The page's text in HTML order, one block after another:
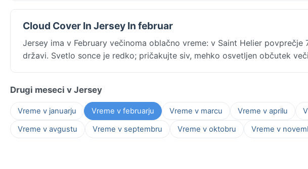
Cloud Cover In Jersey In februar
Jersey ima v February večinoma oblačno vreme: v Saint Helier
državi. Svetlo sonce je redko; pričakujte siv, mehko osvetljen občutek
Drugi meseci v Jersey
Vreme v januarju Vreme v februarju Vreme v marcu Vreme v aprilu
Vreme v avgustu
Vreme v septembru Vreme v oktobru Vreme v